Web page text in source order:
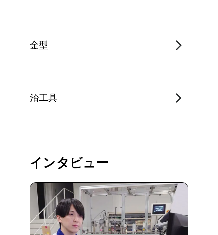
金型
治工具
インタビュー